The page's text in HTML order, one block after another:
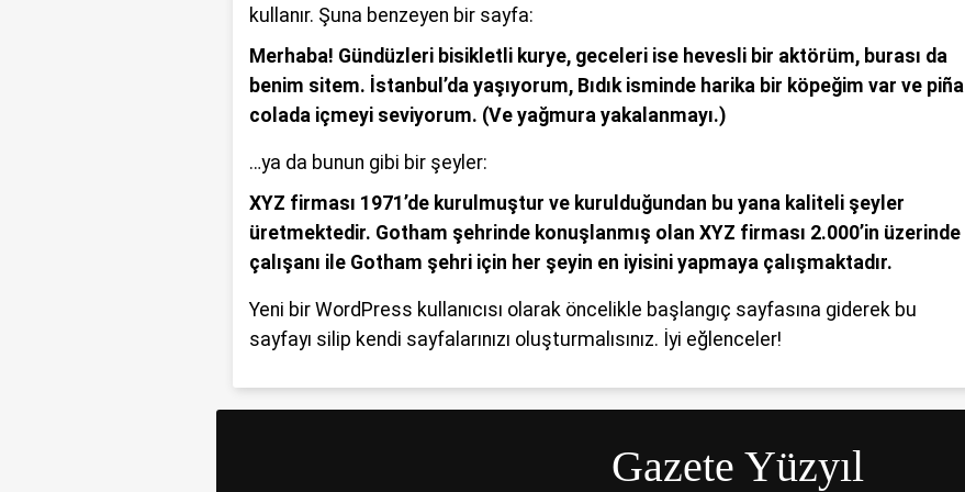
kullanır. Şuna benzeyen bir sayfa:
Merhaba! Gündüzleri bisikletli kurye, geceleri ise hevesli bir aktörüm, burası da
benim sitem. İstanbul’da yaşıyorum, Bıdık isminde harika bir köpeğim var ve piña
colada içmeyi seviyorum. (Ve yağmura yakalanmayı.)
…ya da bunun gibi bir şeyler:
XYZ firması 1971’de kurulmuştur ve kurulduğundan bu yana kaliteli şeyler
üretmektedir. Gotham şehrinde konuşlanmış olan XYZ firması 2.000’in üzerinde
çalışanı ile Gotham şehri için her şeyin en iyisini yapmaya çalışmaktadır.
Yeni bir WordPress kullanıcısı olarak öncelikle başlangıç sayfasına giderek bu
sayfayı silip kendi sayfalarınızı oluşturmalısınız. İyi eğlenceler!
Gazete Yüzyıl